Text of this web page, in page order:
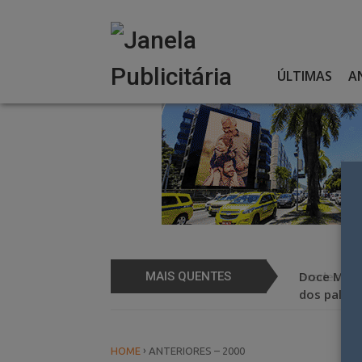
ÚLTIMAS
MAIS QUENTES Bradesco
Doce
dos palcos
HOME › ANTERIORES – 2000